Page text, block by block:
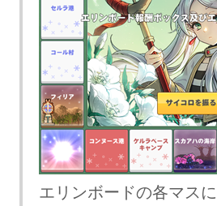
エリンボードの各マス